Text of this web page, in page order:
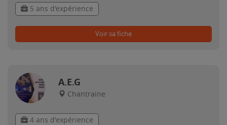
5 ans d'expérience
Voir sa fiche
A.E.G
Chantraine
4 ans d'expérience